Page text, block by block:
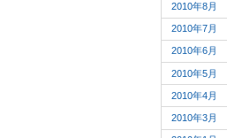
2010年8月
2010年7月
2010年6月
2010年5月
2010年4月
2010年3月